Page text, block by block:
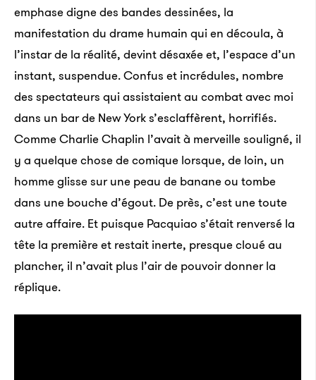
emphase digne des bandes dessinées, la
manifestation du drame humain qui en découla, à
l’instar de la réalité, devint désaxée et, l’espace d’un
instant, suspendue. Confus et incrédules, nombre
des spectateurs qui assistaient au combat avec moi
dans un bar de New York s’esclaffèrent, horrifiés.
Comme Charlie Chaplin l’avait à merveille souligné, il
y a quelque chose de comique lorsque, de loin, un
homme glisse sur une peau de banane ou tombe
dans une bouche d’égout. De près, c’est une toute
autre affaire. Et puisque Pacquiao s’était renversé la
tête la première et restait inerte, presque cloué au
plancher, il n’avait plus l’air de pouvoir donner la
réplique.